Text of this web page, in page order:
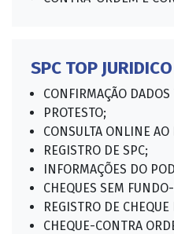
SPC TOP JURIDICO
CONFIRMAÇÃO
PROTESTO;
CONSULTA ONLINE AO
REGISTRO DE SPC;
INFORMAÇÕES DO
CHEQUES SEM
REGISTRO DE CHEQUE
CHEQUE-CONTRA